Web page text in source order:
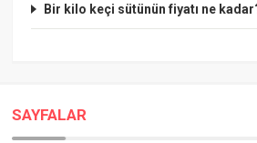
Bir kilo keçi sütünün fiyatı ne
SAYFALAR